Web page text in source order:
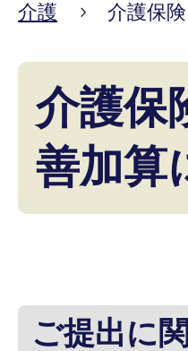
介護
介護保
介護保
善加算
ご提出に